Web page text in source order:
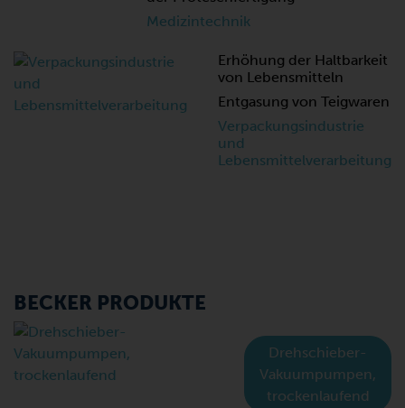
Medizintechnik
Erhöhung der Haltbarkeit
von Lebensmitteln
Entgasung von Teigwaren
Verpackungsindustrie
und
Lebensmittelverarbeitung
BECKER PRODUKTE
Drehschieber-
Vakuumpumpen,
trockenlaufend